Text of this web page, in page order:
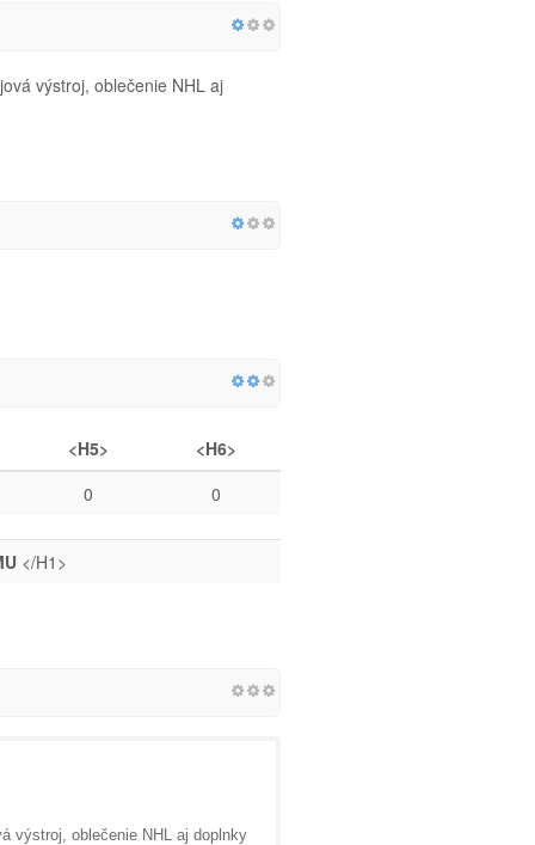
výstroj, oblečenie NHL aj
<H5>
<H6>
0 0
</H1>
výstroj, oblečenie NHL aj doplnky